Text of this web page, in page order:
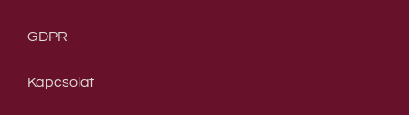
GDPR
Kapcsolat